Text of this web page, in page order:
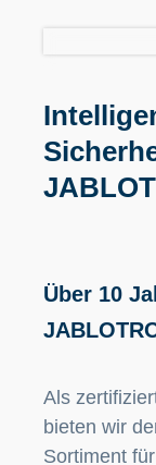
Über 10
Als
bieten wir
Sortiment